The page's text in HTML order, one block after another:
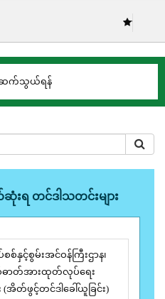
(၇.၈.၂၀၂၆)
က်သွယ်ရန်
ဆုံးရ တင်ဒါသတင်းများ
စစ်နှင့်စွမ်းအင်ဝန်ကြီးဌာန၊
ဓာတ်အားထုတ်လုပ်ရေး
(အိတ်ဖွင့်တင်ဒါခေါ်ယူခြင်း)